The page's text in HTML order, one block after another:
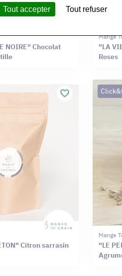
NOIRE" Chocolat
Mange
"LA
Roses
Citron sarrasin
Mange
"LE
Tout accepter Tout refuser